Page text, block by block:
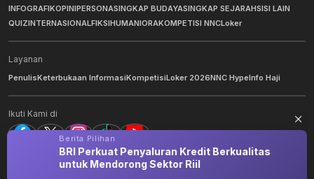
INFOGRAFIKOPINIPERSONASINGKAP BUDAYASINGKAP SEJARAHSISI LAIN
QUIZINTERNASIONALFIKSIHUMANIORAKOMPETISI NNCLoker
Layanan
PenulisKeterbukaan InformasiKompetisiLoker 2026NNC HypeInfo Haji
Ikuti Kami di
NNC Netralnews. All Rights Reserved.
Berita Pilihan
BRI Perkuat Penyaluran Kredit Berkualitas
untuk Mendorong Sektor Riil